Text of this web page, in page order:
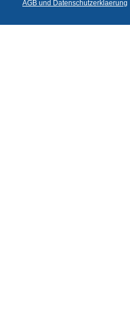
AGB und Datenschutzerklaerung